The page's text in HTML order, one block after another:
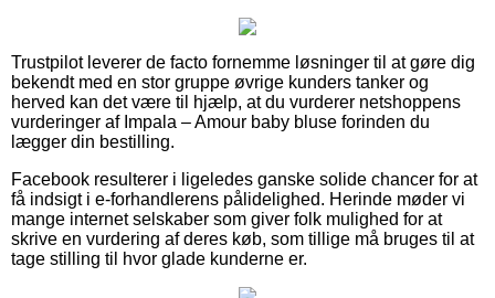
Trustpilot leverer de facto fornemme løsninger til at gøre dig
bekendt med en stor gruppe øvrige kunders tanker og
herved kan det være til hjælp, at du vurderer netshoppens
vurderinger af Impala – Amour baby bluse forinden du
lægger din bestilling.
Facebook resulterer i ligeledes ganske solide chancer for at
få indsigt i e-forhandlerens pålidelighed. Herinde møder vi
mange internet selskaber som giver folk mulighed for at
skrive en vurdering af deres køb, som tillige må bruges til at
tage stilling til hvor glade kunderne er.